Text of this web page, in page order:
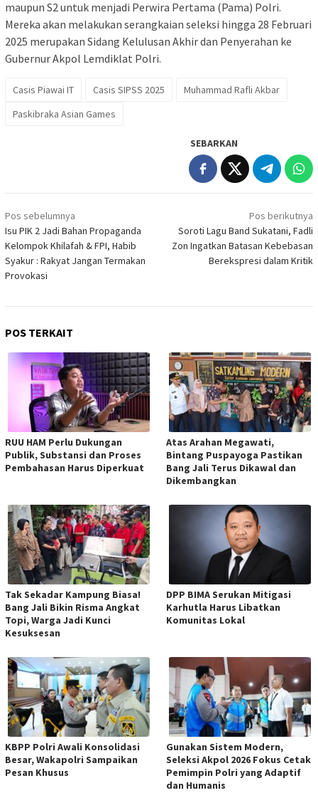
maupun S2 untuk menjadi Perwira Pertama (Pama) Polri.
Mereka akan melakukan serangkaian seleksi hingga 28 Februari
2025 merupakan Sidang Kelulusan Akhir dan Penyerahan ke
Gubernur Akpol Lemdiklat Polri.
Casis Piawai IT Casis SIPSS 2025
Muhammad Rafli Akbar
Paskibraka Asian Games
SEBARKAN
Navigasi
pos
Pos sebelumnya
Isu PIK 2 Jadi Bahan Propaganda
Kelompok Khilafah & FPI, Habib
Syakur : Rakyat Jangan Termakan
Provokasi
Pos berikutnya
Soroti Lagu Band Sukatani, Fadli
Zon Ingatkan Batasan Kebebasan
Berekspresi dalam Kritik
POS TERKAIT
RUU HAM Perlu Dukungan
Publik, Substansi dan Proses
Pembahasan Harus Diperkuat
Atas Arahan Megawati,
Bintang Puspayoga Pastikan
Bang Jali Terus Dikawal dan
Dikembangkan
Tak Sekadar Kampung Biasa!
Bang Jali Bikin Risma Angkat
Topi, Warga Jadi Kunci
Kesuksesan
DPP BIMA Serukan Mitigasi
Karhutla Harus Libatkan
Komunitas Lokal
KBPP Polri Awali Konsolidasi
Besar, Wakapolri Sampaikan
Pesan Khusus
Gunakan Sistem Modern,
Seleksi Akpol 2026 Fokus Cetak
Pemimpin Polri yang Adaptif
dan Humanis